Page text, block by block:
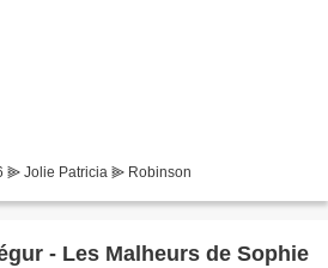
⫸ Jolie Patricia ⫸ Robinson
- Les Malheurs de Sophie